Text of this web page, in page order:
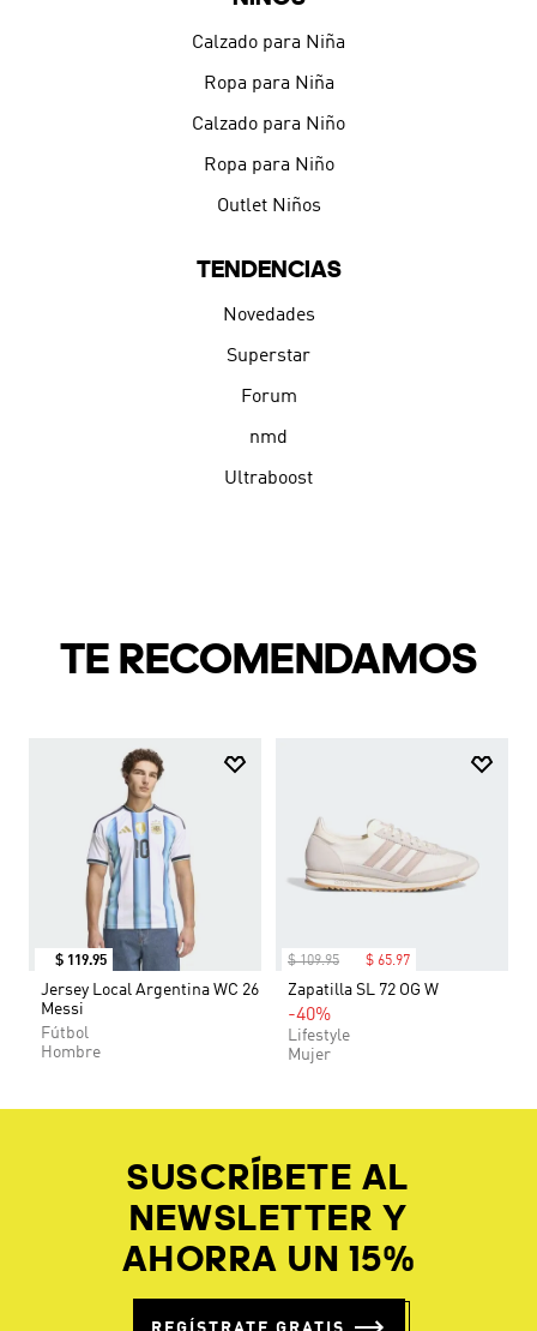
Calzado para Niña
Ropa para Niña
Calzado para Niño
Ropa para Niño
Outlet Niños
TENDENCIAS
Novedades
Superstar
Forum
nmd
Ultraboost
TE RECOMENDAMOS
$ 119.95
Jersey Local Argentina WC 26
Messi
Fútbol
Hombre
$ 109.95 $ 65.97
Zapatilla SL 72 OG W
-40%
Lifestyle
Mujer
SUSCRÍBETE AL
NEWSLETTER Y
AHORRA UN 15%